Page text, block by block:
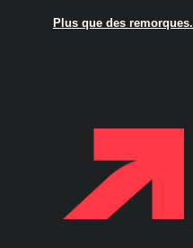
Plus que des remorques.